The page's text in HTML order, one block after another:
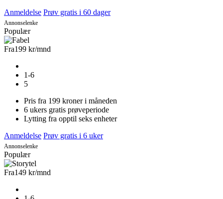
Anmeldelse Prøv gratis i 60 dager
Annonselenke
Populær
Fra199 kr/mnd
1-6
5
Pris fra 199 kroner i måneden
6 ukers gratis prøveperiode
Lytting fra opptil seks enheter
Anmeldelse Prøv gratis i 6 uker
Annonselenke
Populær
Fra149 kr/mnd